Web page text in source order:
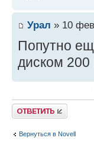
Урал » 10
Попутно
диском 200
Ответить
Вернуться в Novell